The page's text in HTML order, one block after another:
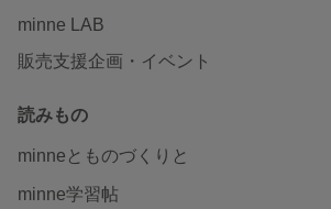
minne LAB
販売支援企画・イベント
読みもの
minneとものづくりと
minne学習帖